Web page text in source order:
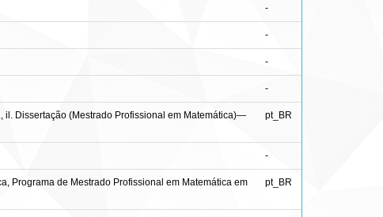
-
-
-
-
il. Dissertação (Mestrado Profissional em Matemática)—
pt_BR
-
Programa de Mestrado Profissional em Matemática em
pt_BR